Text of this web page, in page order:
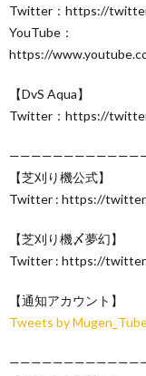
Twitter：https://
YouTube：
https://
【DvS Aqua】
Twitter：https://
【芝刈り機公式】
Twitter : https://
【芝刈り機〆夢幻】
Twitter : https://
【通知アカウント】
Tweets by